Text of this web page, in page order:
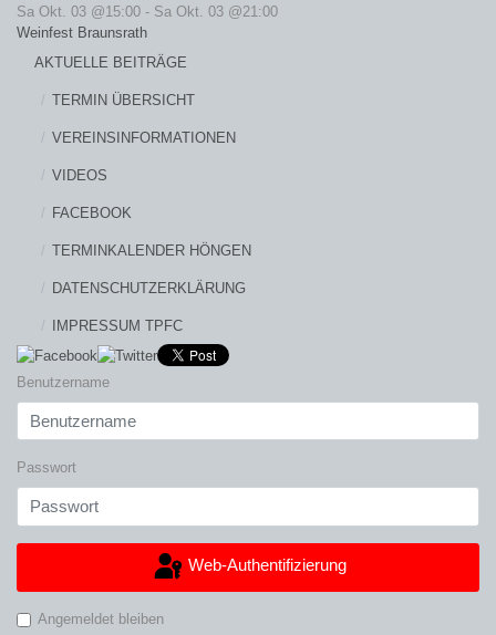
Sa Okt. 03 @15:00 - Sa Okt. 03 @21:00
Weinfest Braunsrath
AKTUELLE BEITRÄGE
TERMIN ÜBERSICHT
VEREINSINFORMATIONEN
VIDEOS
FACEBOOK
TERMINKALENDER HÖNGEN
DATENSCHUTZERKLÄRUNG
IMPRESSUM TPFC
Benutzername
Passwort
Web-Authentifizierung
Angemeldet bleiben